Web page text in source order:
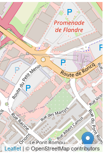
Leaflet | © OpenStreetMap contributors